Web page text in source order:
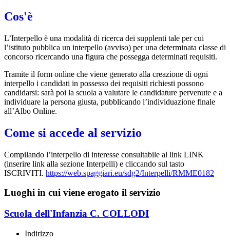
Cos'è
L’Interpello è una modalità di ricerca dei supplenti tale per cui
l’istituto pubblica un interpello (avviso) per una determinata classe di
concorso ricercando una figura che possegga determinati requisiti.
Tramite il form online che viene generato alla creazione di ogni
interpello i candidati in possesso dei requisiti richiesti possono
candidarsi: sarà poi la scuola a valutare le candidature pervenute e a
individuare la persona giusta, pubblicando l’individuazione finale
all’Albo Online.
Come si accede al servizio
Compilando l’interpello di interesse consultabile al link LINK
(inserire link alla sezione Interpelli) e cliccando sul tasto
ISCRIVITI. https://web.spaggiari.eu/sdg2/Interpelli/RMME0182
Luoghi in cui viene erogato il servizio
Scuola dell'Infanzia C. COLLODI
Indirizzo